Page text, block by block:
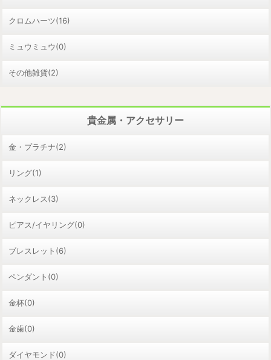
クロムハーツ(16)
ミュウミュウ(0)
その他雑貨(2)
貴金属・アクセサリー
金・プラチナ(2)
リング(1)
ネックレス(3)
ピアス/イヤリング(0)
ブレスレット(6)
ペンダント(0)
金杯(0)
金歯(0)
ダイヤモンド(0)